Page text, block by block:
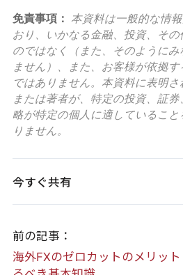
免責事項：
本資料は一般的な情
おり、いかなる金融、投資、そ
のではなく（また、そのように
ません）、また、お客様が依拠
ではありません。本資料に表明
または著者が、特定の投資、証
略が特定の個人に適しているこ
りません。
今すぐ共有
前の記事：
海外FXのゼロカットのメリッ